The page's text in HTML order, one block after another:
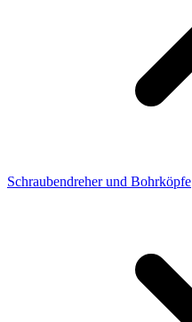
Schraubendreher und Bohrköpfe